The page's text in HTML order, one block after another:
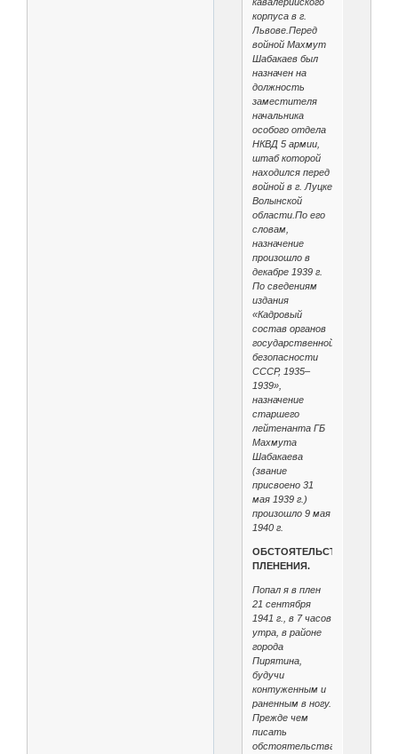
корпуса в г.
Львове.Перед
войной Махмут
Шабакаев был
назначен на
должность
заместителя
начальника
особого отдела
НКВД 5 армии,
штаб которой
находился перед
войной в г. Луцке
Волынской
области.По его
словам,
назначение
произошло в
декабре 1939 г.
По сведениям
издания
«Кадровый
состав органов
государственной
безопасности
СССР, 1935–
1939»,
назначение
старшего
лейтенанта ГБ
Махмута
Шабакаева
(звание
присвоено 31
мая 1939 г.)
произошло 9 мая
1940 г.
ОБСТОЯТЕЛЬСТВА
ПЛЕНЕНИЯ.
Попал я в плен
21 сентября
1941 г., в 7 часов
утра, в районе
города
Пирятина,
будучи
контуженным и
раненным в ногу.
Прежде чем
писать
обстоятельства